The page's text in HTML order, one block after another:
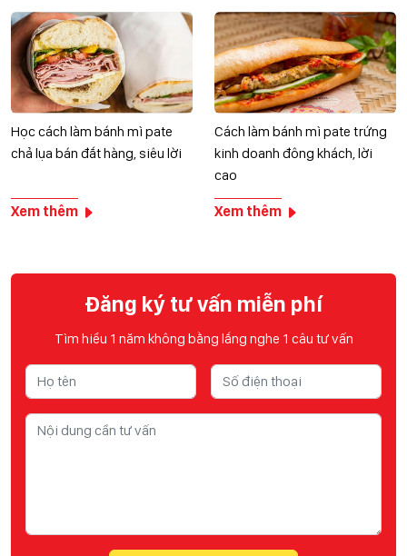
Học cách làm bánh mì pate
chả lụa bán đắt hàng, siêu lời
Xem thêm
Cách làm bánh mì pate trứng
kinh doanh đông khách, lời
cao
Xem thêm
Đăng ký tư vấn miễn phí
Tìm hiểu 1 năm không bằng lắng nghe 1 câu tư vấn